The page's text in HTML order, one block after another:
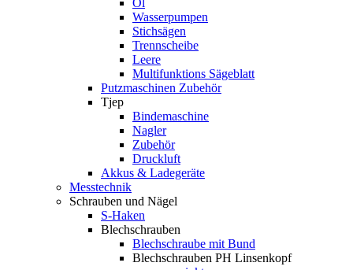
Öl
Wasserpumpen
Stichsägen
Trennscheibe
Leere
Multifunktions Sägeblatt
Putzmaschinen Zubehör
Tjep
Bindemaschine
Nagler
Zubehör
Druckluft
Akkus & Ladegeräte
Messtechnik
Schrauben und Nägel
S-Haken
Blechschrauben
Blechschraube mit Bund
Blechschrauben PH Linsenkopf